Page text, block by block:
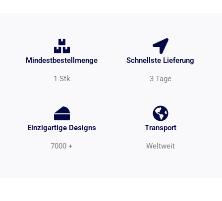
Mindestbestellmenge
1 Stk
Schnellste Lieferung
3 Tage
Einzigartige Designs
7000 +
Transport
Weltweit